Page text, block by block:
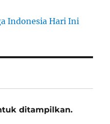
Indonesia Hari Ini
ditampilkan.